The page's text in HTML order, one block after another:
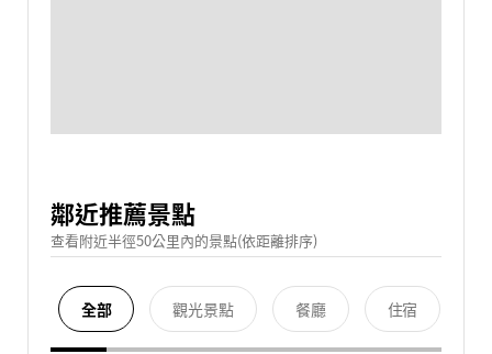
鄰近推薦景點
查看附近半徑50公里內的景點(依距離排序)
全部 觀光景點 餐廳 住宿